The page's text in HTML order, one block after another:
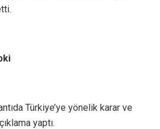
Türkiye’ye yönelik karar ve
yaptı.